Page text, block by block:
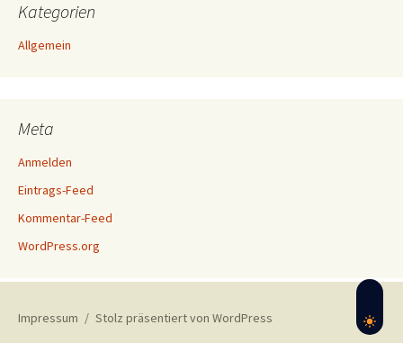
Kategorien
Allgemein
Meta
Anmelden
Eintrags-Feed
Kommentar-Feed
WordPress.org
Impressum Stolz präsentiert von WordPress